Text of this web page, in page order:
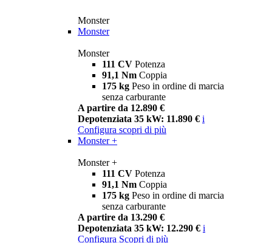
Monster
Monster
Monster
111 CV Potenza
91,1 Nm Coppia
175 kg Peso in ordine di marcia
senza carburante
A partire da 12.890 €
Depotenziata 35 kW: 11.890 € i
Configura scopri di più
Monster +
Monster +
111 CV Potenza
91,1 Nm Coppia
175 kg Peso in ordine di marcia
senza carburante
A partire da 13.290 €
Depotenziata 35 kW: 12.290 € i
Configura Scopri di più